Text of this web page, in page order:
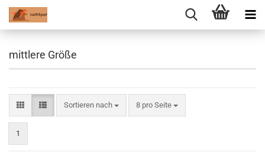
mittlere Größe
Sortieren nach
Sortieren nach 8 pro Seite
pro Seite
1